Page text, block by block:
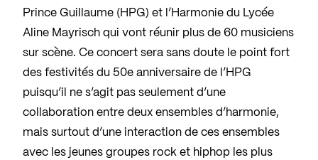
Prince Guillaume (HPG) et l’Harmonie du Lycée
Aline Mayrisch qui vont réunir plus de 60 musiciens
sur scène. Ce concert sera sans doute le point fort
des festivités du 50e anniversaire de l’HPG
puisqu’il ne s’agit pas seulement d’une
collaboration entre deux ensembles d’harmonie,
mais surtout d’une interaction de ces ensembles
avec les jeunes groupes rock et hiphop les plus